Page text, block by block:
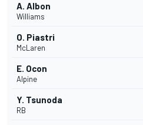
A. Albon
Williams
O. Piastri
McLaren
E. Ocon
Alpine
Y. Tsunoda
RB